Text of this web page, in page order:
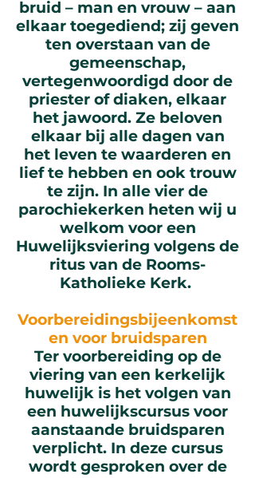
bruid – man en vrouw – aan
elkaar toegediend; zij geven
ten overstaan van de
gemeenschap,
vertegenwoordigd door de
priester of diaken, elkaar
het jawoord. Ze beloven
elkaar bij alle dagen van
het leven te waarderen en
lief te hebben en ook trouw
te zijn. In alle vier de
parochiekerken heten wij u
welkom voor een
Huwelijksviering volgens de
ritus van de Rooms-
Katholieke Kerk.
Voorbereidingsbijeenkomst
en voor bruidsparen
Ter voorbereiding op de
viering van een kerkelijk
huwelijk is het volgen van
een huwelijkscursus voor
aanstaande bruidsparen
verplicht. In deze cursus
wordt gesproken over de